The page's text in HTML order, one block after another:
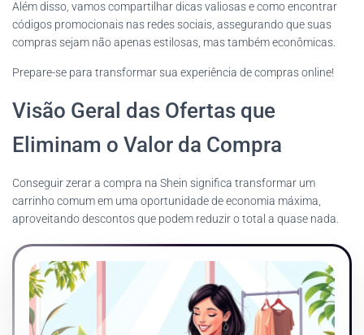
Além disso, vamos compartilhar dicas valiosas e como encontrar
códigos promocionais nas redes sociais, assegurando que suas
compras sejam não apenas estilosas, mas também econômicas.
Prepare-se para transformar sua experiência de compras online!
Visão Geral das Ofertas que
Eliminam o Valor da Compra
Conseguir zerar a compra na Shein significa transformar um
carrinho comum em uma oportunidade de economia máxima,
aproveitando descontos que podem reduzir o total a quase nada.